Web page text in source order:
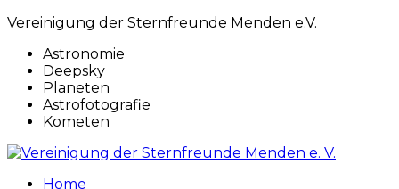
Vereinigung der Sternfreunde Menden e.V.
Astronomie
Deepsky
Planeten
Astrofotografie
Kometen
Home